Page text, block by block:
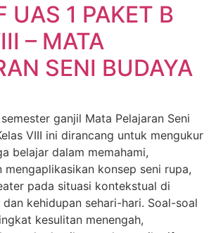
UAS 1 PAKET B
– MATA
SENI BUDAYA
ganjil Mata Pelajaran Seni
VIII ini dirancang untuk mengukur
belajar dalam memahami,
mengaplikasikan konsep seni rupa,
pada situasi kontekstual di
dan kehidupan sehari-hari. Soal-soal
kesulitan menengah,